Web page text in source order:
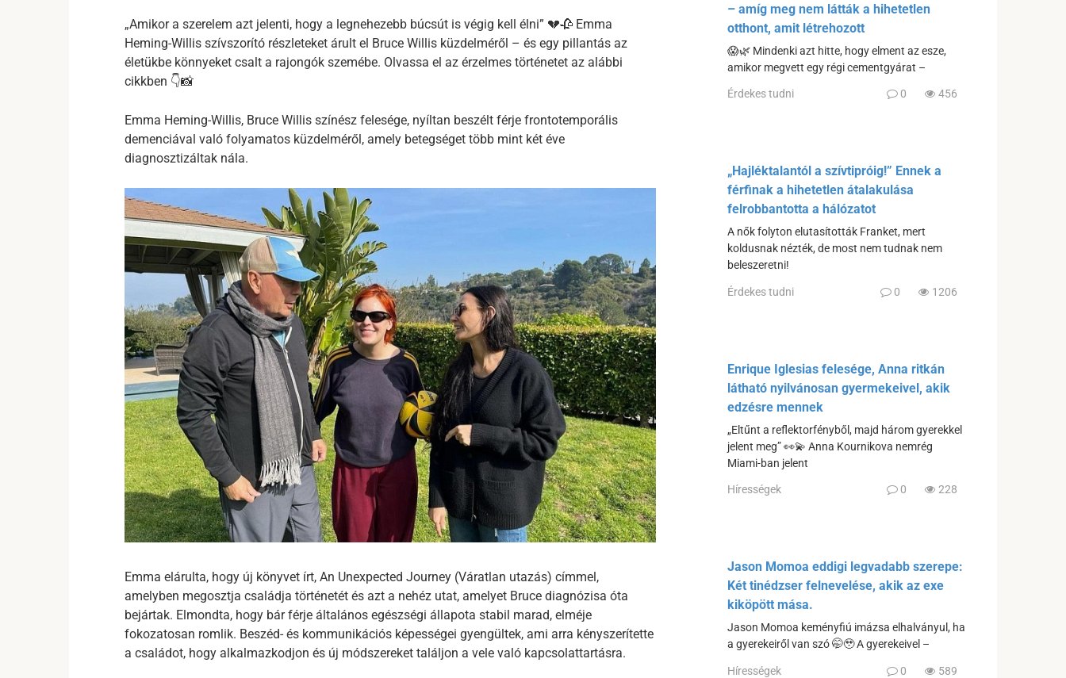
„Amikor a szerelem azt jelenti, hogy a legnehezebb búcsút is végig kell élni” 💔🥀 Emma
Heming-Willis szívszorító részleteket árult el Bruce Willis küzdelméről – és egy pillantás az
életükbe könnyeket csalt a rajongók szemébe. Olvassa el az érzelmes történetet az alábbi
cikkben 👇📸
Emma Heming-Willis, Bruce Willis színész felesége, nyíltan beszélt férje frontotemporális
demenciával való folyamatos küzdelméről, amely betegséget több mint két éve
diagnosztizáltak nála.
Emma elárulta, hogy új könyvet írt, An Unexpected Journey (Váratlan utazás) címmel,
amelyben megosztja családja történetét és azt a nehéz utat, amelyet Bruce diagnózisa óta
bejártak. Elmondta, hogy bár férje általános egészségi állapota stabil marad, elméje
fokozatosan romlik. Beszéd- és kommunikációs képességei gyengültek, ami arra kényszerítette
a családot, hogy alkalmazkodjon és új módszereket találjon a vele való kapcsolattartásra.
– amíg meg nem látták a hihetetlen
otthont, amit létrehozott
😱🌿 Mindenki azt hitte, hogy elment az esze,
amikor megvett egy régi cementgyárat –
Érdekes tudni 0 456
„Hajléktalantól a szívtipróig!” Ennek a
férfinak a hihetetlen átalakulása
felrobbantotta a hálózatot
A nők folyton elutasították Franket, mert
koldusnak nézték, de most nem tudnak nem
beleszeretni!
Érdekes tudni 0 1206
Enrique Iglesias felesége, Anna ritkán
látható nyilvánosan gyermekeivel, akik
edzésre mennek
„Eltűnt a reflektorfényből, majd három gyerekkel
jelent meg” 👀💫 Anna Kournikova nemrég
Miami-ban jelent
Hírességek 0 228
Jason Momoa eddigi legvadabb szerepe:
Két tinédzser felnevelése, akik az exe
kiköpött mása.
Jason Momoa keményfiú imázsa elhalványul, ha
a gyerekeiről van szó 🤭🥹 A gyerekeivel –
Hírességek 0 589